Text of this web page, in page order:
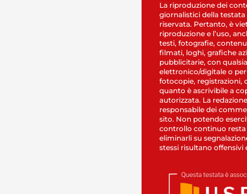
La riproduzione dei
giornalistici della testata
riservata. Pertanto, è
riproduzione e l’uso,
testi, fotografie,
filmati, loghi, grafiche
pubblicitarie, con
elettronico/digitale o
fotocopie, registrazioni,
quanto è ascrivibile a
autorizzata. La
responsabile dei
sito. Non potendo
controllo continuo resta
eliminarli su
stessi risultano offensivi